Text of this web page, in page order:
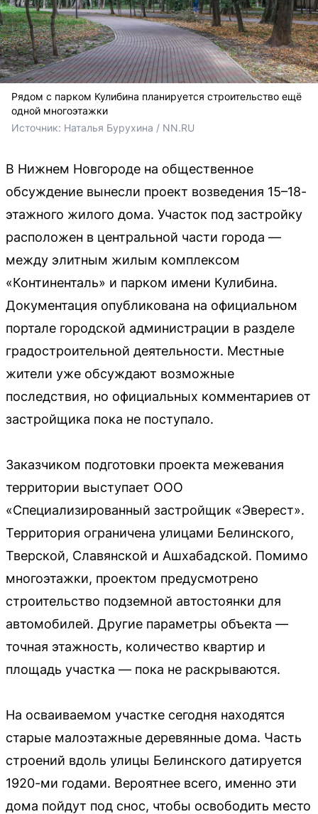
Рядом с парком Кулибина планируется строительство ещё
одной многоэтажки
Источник: Наталья Бурухина / NN.RU
В Нижнем Новгороде на общественное
обсуждение вынесли проект возведения 15–18-
этажного жилого дома. Участок под застройку
расположен в центральной части города —
между элитным жилым комплексом
«Континенталь» и парком имени Кулибина.
Документация опубликована на официальном
портале городской администрации в разделе
градостроительной деятельности. Местные
жители уже обсуждают возможные
последствия, но официальных комментариев от
застройщика пока не поступало.
Заказчиком подготовки проекта межевания
территории выступает ООО
«Специализированный застройщик «Эверест».
Территория ограничена улицами Белинского,
Тверской, Славянской и Ашхабадской. Помимо
многоэтажки, проектом предусмотрено
строительство подземной автостоянки для
автомобилей. Другие параметры объекта —
точная этажность, количество квартир и
площадь участка — пока не раскрываются.
На осваиваемом участке сегодня находятся
старые малоэтажные деревянные дома. Часть
строений вдоль улицы Белинского датируется
1920-ми годами. Вероятнее всего, именно эти
дома пойдут под снос, чтобы освободить место